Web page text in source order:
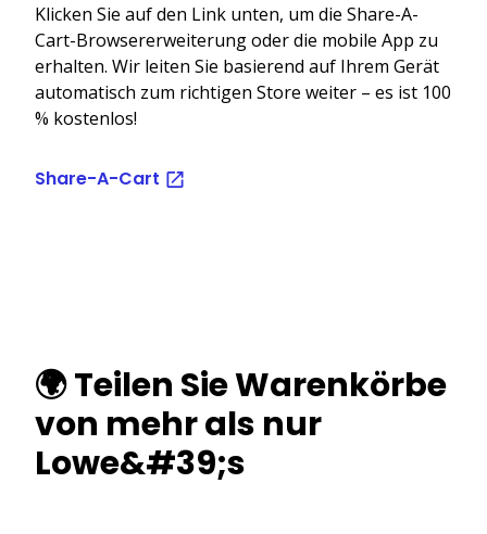
Klicken Sie auf den Link unten, um die Share-A-
Cart-Browsererweiterung oder die mobile App zu
erhalten. Wir leiten Sie basierend auf Ihrem Gerät
automatisch zum richtigen Store weiter – es ist 100
% kostenlos!
Share-A-Cart
🌍 Teilen Sie Warenkörbe
von mehr als nur
Lowe&#39;s